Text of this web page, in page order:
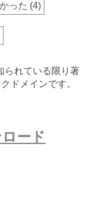
った (4)
られている限り著
ドメインです。
ード